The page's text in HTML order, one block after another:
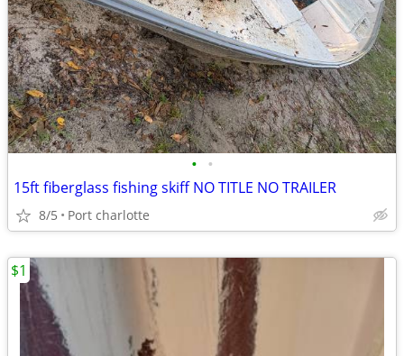
• •
15ft fiberglass fishing skiff NO TITLE NO TRAILER
8/5 Port charlotte
$1